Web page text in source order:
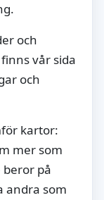
och
vår sida
och
kartor:
mer som
beror på
andra som